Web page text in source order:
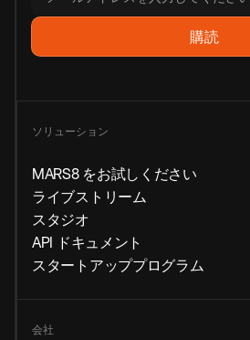
ソリューション
MARS8 をお試しください
ライブストリーム
スタジオ
API ドキュメント
スタートアッププログラム
会社